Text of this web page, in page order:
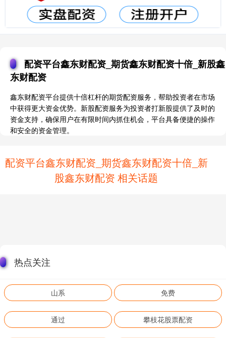
配资平台鑫东财配资_期货鑫东财配资十倍_新股鑫
东财配资
鑫东财配资平台提供十倍杠杆的期货配资服务，帮助投资者在市场
中获得更大资金优势。新股配资服务为投资者打新股提供了及时的
资金支持，确保用户在有限时间内抓住机会，平台具备便捷的操作
和安全的资金管理。
配资平台鑫东财配资_期货鑫东财配资十倍_新
股鑫东财配资 相关话题
热点关注
山系 免费
通过 攀枝花股票配资